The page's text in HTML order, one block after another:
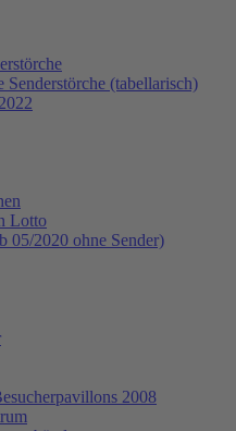
Senderstörche (tabellarisch)
Lotto
05/2020 ohne Sender)
2008